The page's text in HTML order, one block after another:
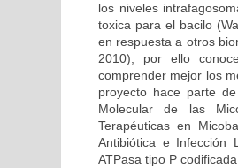
los niveles
toxica para el bacilo
en respuesta a otros
2010), por ello
comprender mejor los
proyecto hace parte
Molecular de las
Terapéuticas en
Antibiótica e Infección
ATPasa tipo P